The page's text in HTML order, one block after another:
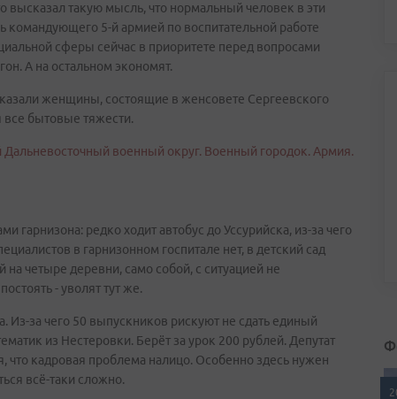
такую мысль, что нормальный человек в эти
командующего 5-й армией по воспитательной работе
сферы сейчас в приоритете перед вопросами
А на остальном экономят.
женщины, состоящие в женсовете Сергеевского
все бытовые тяжести.
редко ходит автобус до Уссурийска, из-за чего
в гарнизонном госпитале нет, в детский сад
четыре деревни, само собой, с ситуацией не
- уволят тут же.
Из-за чего 50 выпускников рискуют не сдать единый
из Нестеровки. Берёт за урок 200 рублей. Депутат
кадровая проблема налицо. Особенно здесь нужен
всё-таки сложно.